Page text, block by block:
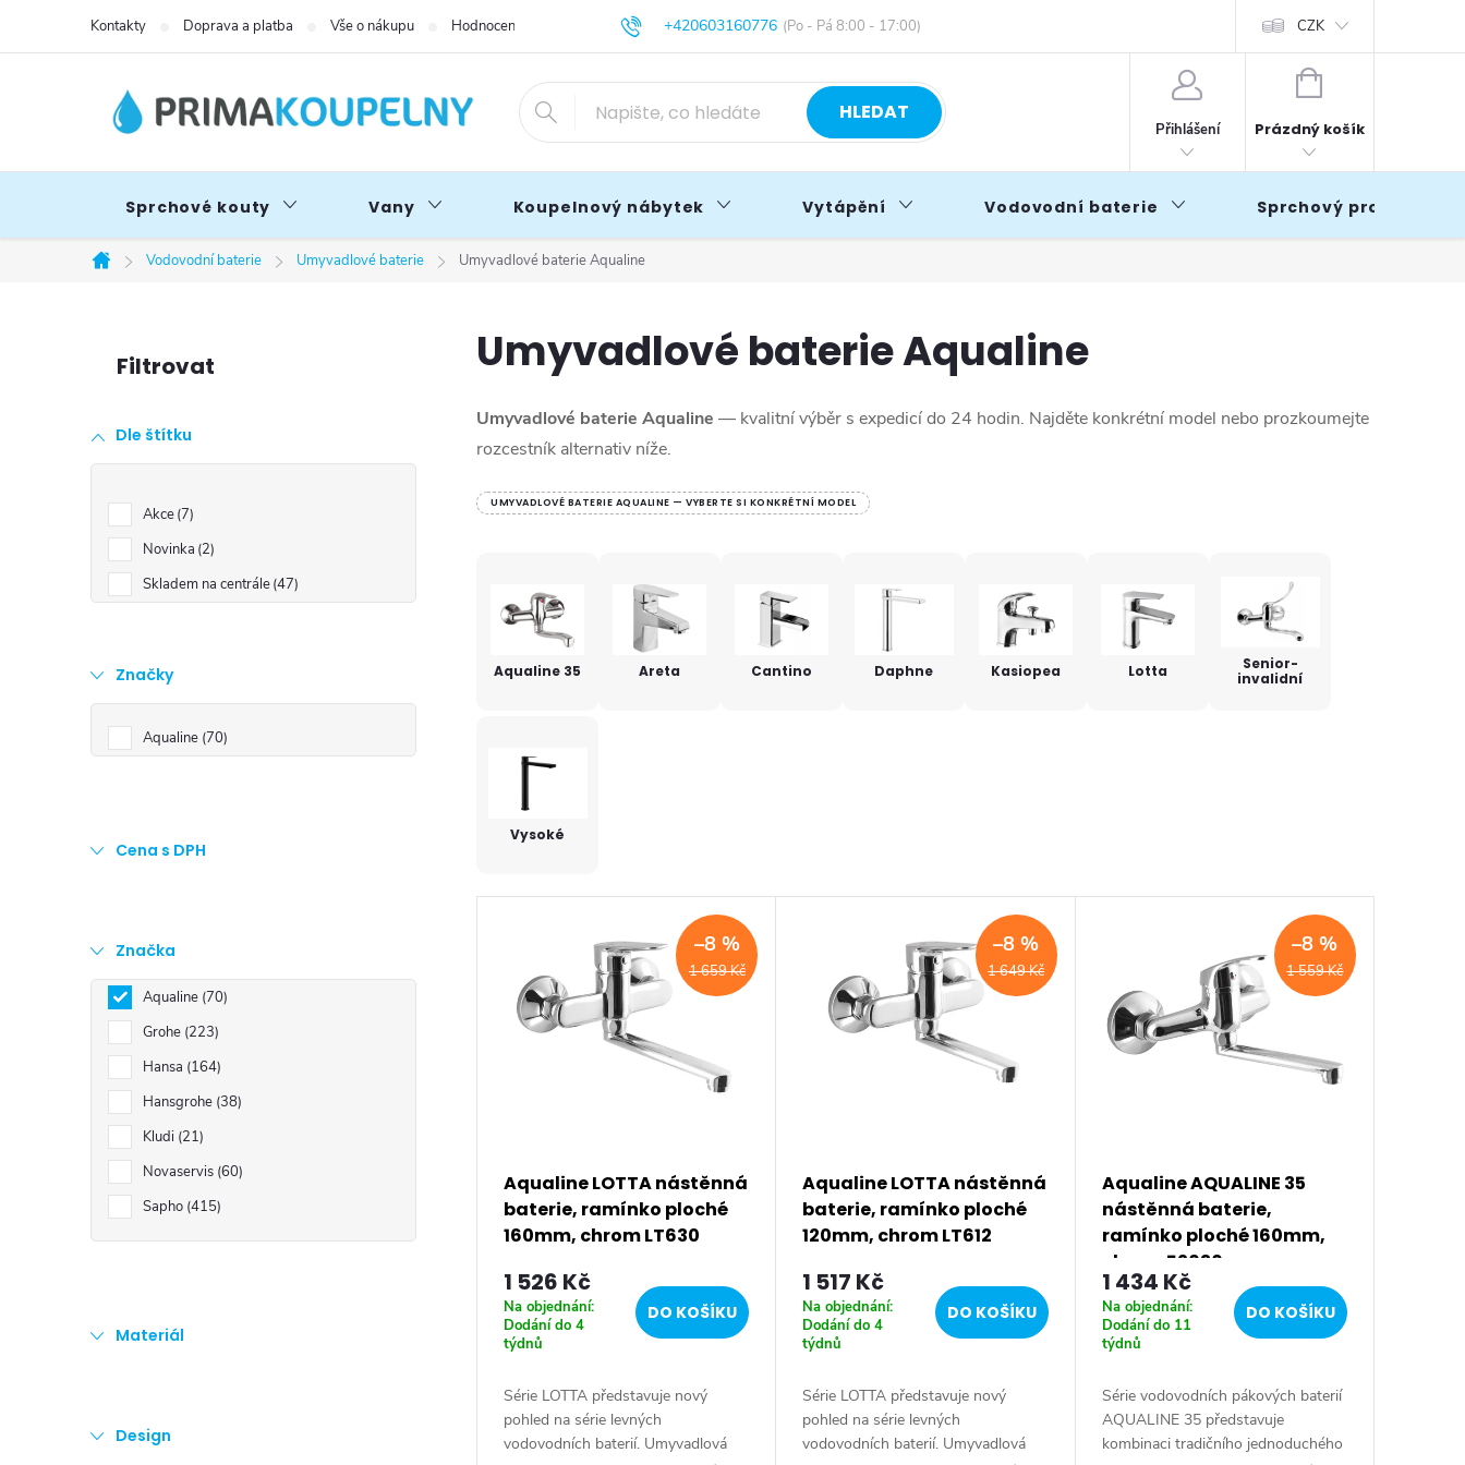
+420603160776
info@primakoupelny.cz
Kontakty Doprava a platba Vše o nákupu Hodnocení obchodu Obchodní podmínky Blog CZK
HLEDAT
Přihlášení
NÁKUPNÍ
Prázdný košík
Sprchové kouty Vany Koupelnový nábytek Vytápění Vodovodní baterie Sprchový program
Domů
Vodovodní baterie Umyvadlové baterie Umyvadlové baterie Aqualine
s
n
n
p
n
e
Dle štítku
Akce 7
Novinka 2
Skladem na centrále 47
Značky
Aqualine 70
Cena s DPH
Značka
Aqualine 70
Grohe 223
Hansa 164
Hansgrohe 38
Kludi 21
Novaservis 60
Sapho 415
Materiál
Design
Umyvadlové baterie Aqualine
Umyvadlové baterie Aqualine — kvalitní výběr s expedicí do 24 hodin. Najděte konkrétní model nebo prozkoumejte
rozcestník alternativ níže.
UMYVADLOVÉ BATERIE AQUALINE — VYBERTE SI KONKRÉTNÍ MODEL
Aqualine 35 Areta Cantino Daphne Kasiopea Lotta
Senior-
invalidní
Vysoké
1 659 Kč
–8 %
Aqualine LOTTA nástěnná
baterie, ramínko ploché
160mm, chrom LT630
1 526 Kč
Na objednání:
Dodání do 4
týdnů
DO KOŠÍKU
Série LOTTA představuje nový
pohled na série levných
vodovodních baterií. Umyvadlová
1 649 Kč
–8 %
Aqualine LOTTA nástěnná
baterie, ramínko ploché
120mm, chrom LT612
1 517 Kč
Na objednání:
Dodání do 4
týdnů
DO KOŠÍKU
Série LOTTA představuje nový
pohled na série levných
vodovodních baterií. Umyvadlová
1 559 Kč
–8 %
Aqualine AQUALINE 35
nástěnná baterie,
ramínko ploché 160mm,
chrom 52030
1 434 Kč
Na objednání:
Dodání do 11
týdnů
DO KOŠÍKU
Série vodovodních pákových baterií
AQUALINE 35 představuje
kombinaci tradičního jednoduchého